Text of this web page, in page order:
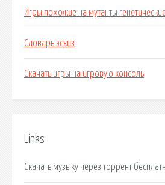
Игры похожие на мутанты
Словарь эскиз
Скачать игры на игровую консоль
Links
Скачать музыку через торрент